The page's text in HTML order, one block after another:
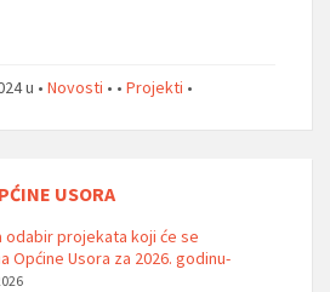
u • Novosti • • Projekti •
USORA
odabir projekata koji će se
Općine Usora za 2026. godinu-